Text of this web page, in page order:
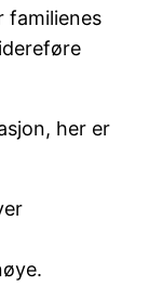
familienes
her er